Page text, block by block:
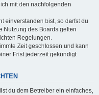
mit den nachfolgenden
einverstanden bist, so darfst du
Nutzung des Boards gelten
Regelungen.
Zeit geschlossen und kann
Frist jederzeit gekündigt
du dem Betreiber ein einfaches,